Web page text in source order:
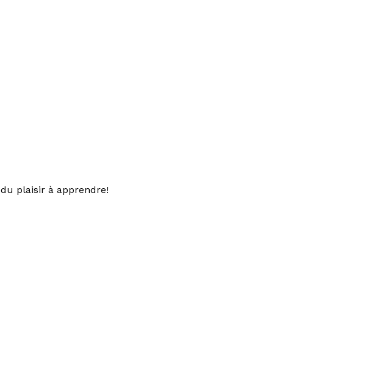
plaisir à apprendre!